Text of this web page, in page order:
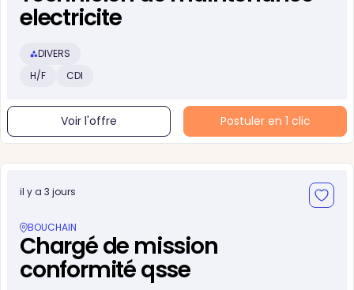
electricite
DIVERS
H/F
CDI
Voir l'offre Postuler en 1 clic
il y a 3 jours
BOUCHAIN
Chargé de mission
conformité qsse